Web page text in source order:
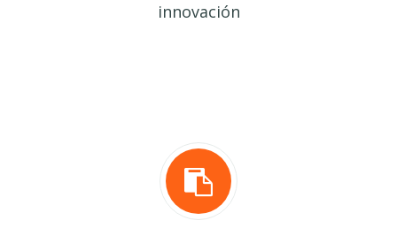
innovación